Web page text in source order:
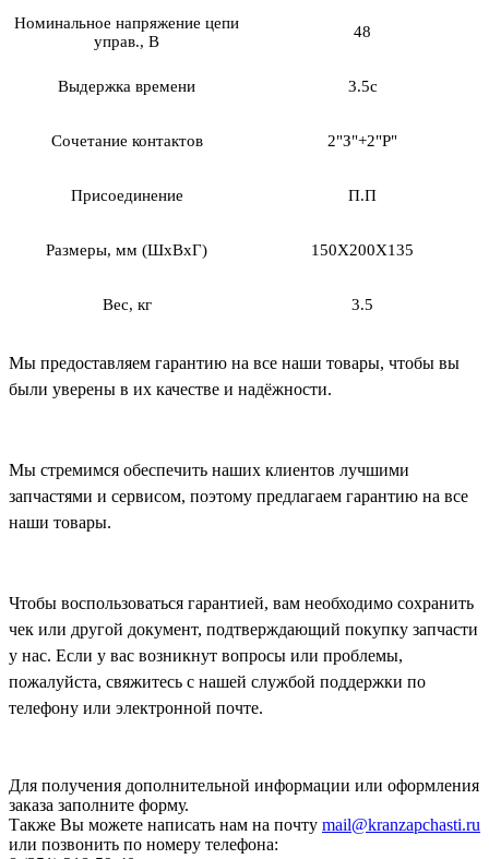
Номинальное напряжение цепи
управ., В
48
Выдержка времени 3.5с
Сочетание контактов 2"З"+2"Р"
Присоединение П.П
Размеры, мм (ШхВхГ) 150Х200Х135
Вес, кг 3.5
Мы предоставляем гарантию на все наши товары, чтобы вы
были уверены в их качестве и надёжности.
Мы стремимся обеспечить наших клиентов лучшими
запчастями и сервисом, поэтому предлагаем гарантию на все
наши товары.
Чтобы воспользоваться гарантией, вам необходимо сохранить
чек или другой документ, подтверждающий покупку запчасти
у нас. Если у вас возникнут вопросы или проблемы,
пожалуйста, свяжитесь с нашей службой поддержки по
телефону или электронной почте.
Для получения дополнительной информации или оформления
заказа заполните форму.
Также Вы можете написать нам на почту mail@kranzapchasti.ru
или позвонить по номеру телефона: